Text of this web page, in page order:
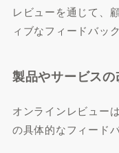
レビューを通じて、
ィブなフィードバッ
製品やサービス
オンラインレビュー
の具体的なフィード